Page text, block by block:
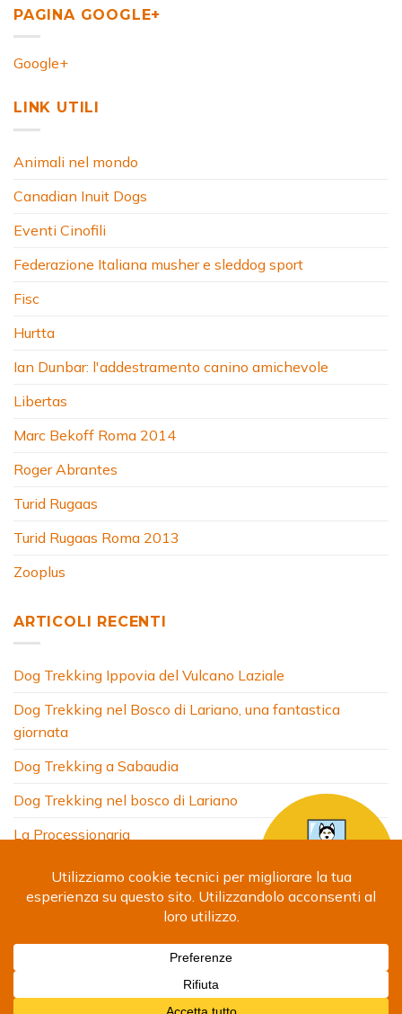
PAGINA GOOGLE+
Google+
LINK UTILI
Animali nel mondo
Canadian Inuit Dogs
Eventi Cinofili
Federazione Italiana musher e sleddog sport
Fisc
Hurtta
Ian Dunbar: l'addestramento canino amichevole
Libertas
Marc Bekoff Roma 2014
Roger Abrantes
Turid Rugaas
Turid Rugaas Roma 2013
Zooplus
ARTICOLI RECENTI
Dog Trekking Ippovia del Vulcano Laziale
Dog Trekking nel Bosco di Lariano, una fantastica
giornata
Dog Trekking a Sabaudia
Dog Trekking nel bosco di Lariano
La Processionaria
COSA FACCIO
SITI AMICI
CONTATTI
Copyright 2024 © Debora Segna. Designed by
Giammatteo-Privacy Policy